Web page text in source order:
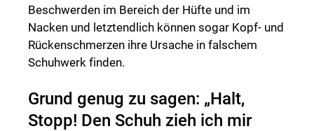
Beschwerden im Bereich der Hüfte und im
Nacken und letztendlich können sogar Kopf- und
Rückenschmerzen ihre Ursache in falschem
Schuhwerk finden.
Grund genug zu sagen: „Halt,
Stopp! Den Schuh zieh ich mir